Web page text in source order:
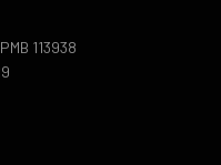
113938